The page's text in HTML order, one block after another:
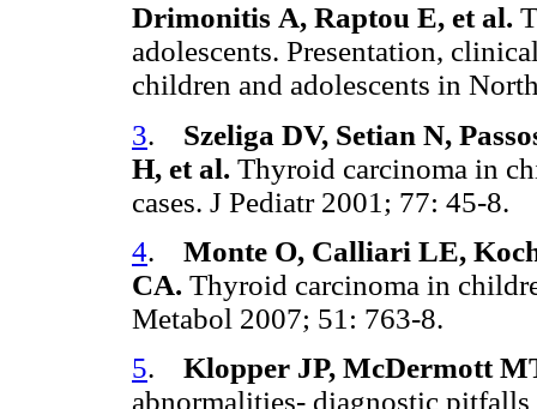
Drimonitis A, Raptou E, et al.
adolescents. Presentation,
children and adolescents in
3. Szeliga DV, Setian N,
H, et al. Thyroid carcinoma in
cases. J Pediatr 2001; 77: 45-8.
4. Monte O, Calliari LE,
CA. Thyroid carcinoma in
Metabol 2007; 51: 763-8.
5. Klopper JP, McDermott
abnormalities- diagnostic